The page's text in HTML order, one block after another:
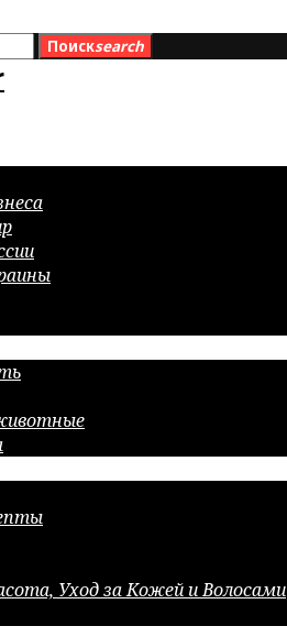
Поискsearch
Уход за Кожей и Волосами